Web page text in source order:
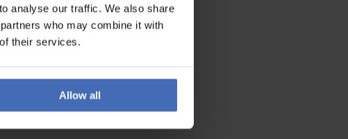
analyse our traffic. We also share
who may combine it with
their services.
Allow all